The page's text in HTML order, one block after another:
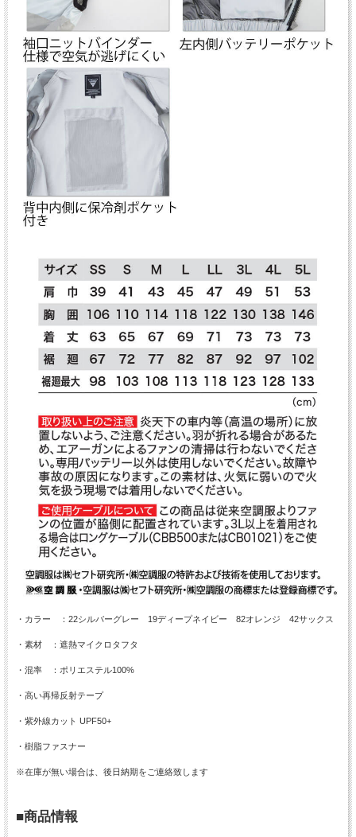
・カラー ：22シルバーグレー 19ディープネイビー 82オレンジ 42サックス
・素材 ：遮熱マイクロタフタ
・混率 ：ポリエステル100%
・高い再帰反射テープ
・紫外線カット UPF50+
・樹脂ファスナー
※在庫が無い場合は、後日納期をご連絡致します
■商品情報